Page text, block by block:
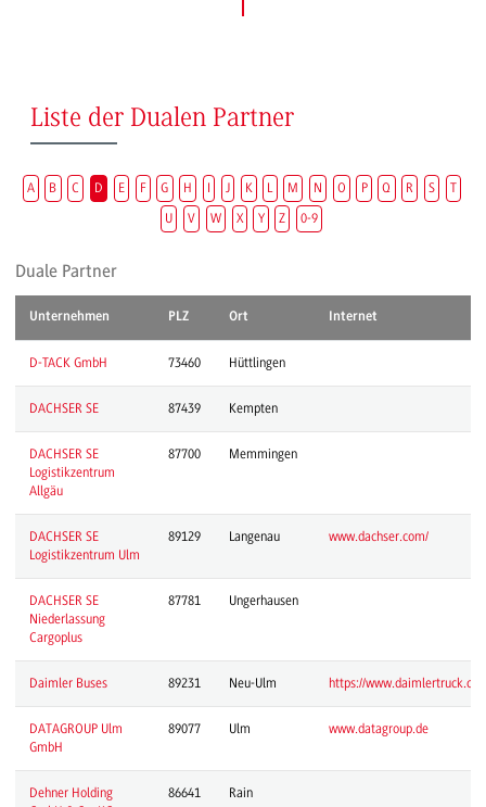
Liste der Dualen Partner
A B C D E F G H I J K L M N O P Q R S
T
U
V W X Y Z 0-9
Duale Partner
Unternehmen PLZ Ort Internet
D-TACK GmbH 73460 Hüttlingen
DACHSER SE 87439 Kempten
DACHSER SE
Logistikzentrum
Allgäu
87700 Memmingen
DACHSER SE
Logistikzentrum Ulm
89129 Langenau www.dachser.com/
DACHSER SE
Niederlassung
Cargoplus
87781 Ungerhausen
Daimler Buses 89231 Neu-Ulm https://
DATAGROUP Ulm
GmbH
89077 Ulm www.datagroup.de
Dehner Holding
86641 Rain